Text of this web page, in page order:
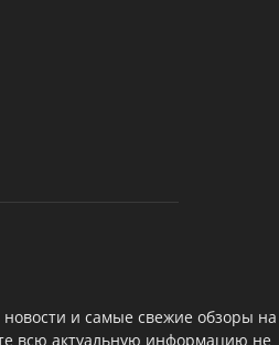
и самые свежие обзоры на
всю актуальную информацию не